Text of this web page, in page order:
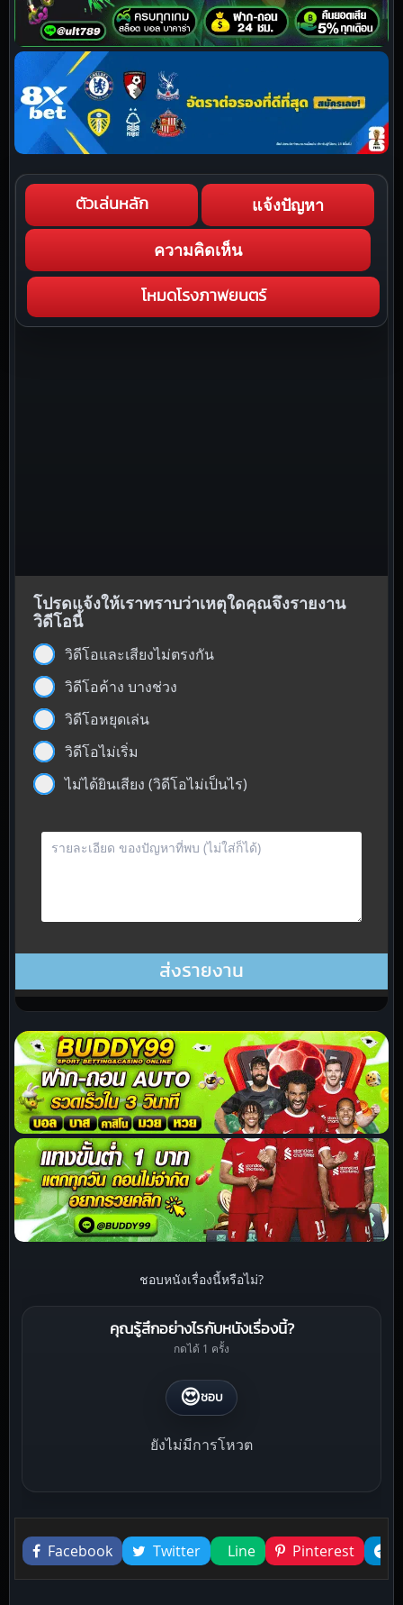
ตัวเล่นหลัก แจ้งปัญหา
ความคิดเห็น
โหมดโรงภาพยนตร์
โปรดแจ้งให้เราทราบว่าเหตุใดคุณจึงรายงาน
วิดีโอนี้
วิดีโอและเสียงไม่ตรงกัน
วิดีโอค้าง บางช่วง
วิดีโอหยุดเล่น
วิดีโอไม่เริ่ม
ไม่ได้ยินเสียง (วิดีโอไม่เป็นไร)
ชอบหนังเรื่องนี้หรือไม่?
คุณรู้สึกอย่างไรกับหนังเรื่องนี้?
กดได้ 1 ครั้ง
😍ชอบ
ยังไม่มีการโหวต
Liked this
Facebook
Twitter Line Pinterest